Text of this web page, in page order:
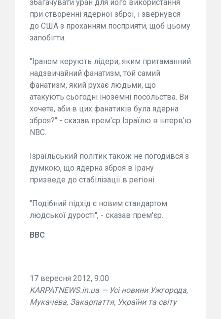
збагачувати уран для його використання
при створенні ядерної зброї, і звернувся
до США з проханням посприяти, щоб цьому
запобігти.
"Іраном керують лідери, яким притаманний
надзвичайний фанатизм, той самий
фанатизм, який рухає людьми, що
атакують сьогодні іноземні посольства. Ви
хочете, аби в цих фанатиків була ядерна
зброя?" - сказав прем'єр Ізраїлю в інтерв'ю
NBC.
Ізраїльський політик також не погодився з
думкою, що ядерна зброя в Ірану
призведе до стабілізації в регіоні.
"Подібний підхід є новим стандартом
людської дурості", - сказав прем'єр.
ВВС
17 вересня 2012, 9:00
KARPATNEWS.in.ua — Усі новини Ужгорода,
Мукачева, Закарпаття, України та світу